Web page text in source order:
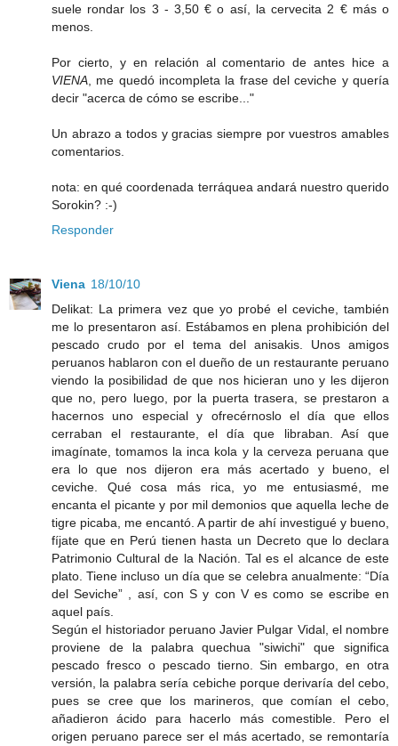
suele rondar los 3 - 3,50 € o así, la cervecita 2 € más o
menos.
Por cierto, y en relación al comentario de antes hice a
VIENA , me quedó incompleta la frase del ceviche y quería
decir "acerca de cómo se escribe..."
Un abrazo a todos y gracias siempre por vuestros amables
comentarios.
nota: en qué coordenada terráquea andará nuestro querido
Sorokin? :-)
Responder
Viena 18/10/10
Delikat: La primera vez que yo probé el ceviche, también
me lo presentaron así. Estábamos en plena prohibición del
pescado crudo por el tema del anisakis. Unos amigos
peruanos hablaron con el dueño de un restaurante peruano
viendo la posibilidad de que nos hicieran uno y les dijeron
que no, pero luego, por la puerta trasera, se prestaron a
hacernos uno especial y ofrecérnoslo el día que ellos
cerraban el restaurante, el día que libraban. Así que
imagínate, tomamos la inca kola y la cerveza peruana que
era lo que nos dijeron era más acertado y bueno, el
ceviche. Qué cosa más rica, yo me entusiasmé, me
encanta el picante y por mil demonios que aquella leche de
tigre picaba, me encantó. A partir de ahí investigué y bueno,
fíjate que en Perú tienen hasta un Decreto que lo declara
Patrimonio Cultural de la Nación. Tal es el alcance de este
plato. Tiene incluso un día que se celebra anualmente: “Día
del Seviche” , así, con S y con V es como se escribe en
aquel país.
Según el historiador peruano Javier Pulgar Vidal, el nombre
proviene de la palabra quechua "siwichi" que significa
pescado fresco o pescado tierno. Sin embargo, en otra
versión, la palabra sería cebiche porque derivaría del cebo,
pues se cree que los marineros, que comían el cebo,
añadieron ácido para hacerlo más comestible. Pero el
origen peruano parece ser el más acertado, se remontaría